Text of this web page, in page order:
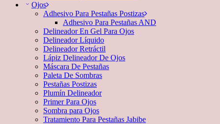
Ojos
Adhesivo Para Pestañas Postizas
Adhesivo Para Pestañas AND
Delineador En Gel Para Ojos
Delineador Líquido
Delineador Retráctil
Lápiz Delineador De Ojos
Máscara De Pestañas
Paleta De Sombras
Pestañas Postizas
Plumín Delineador
Primer Para Ojos
Sombra para Ojos
Tratamiento Para Pestañas Jabibe